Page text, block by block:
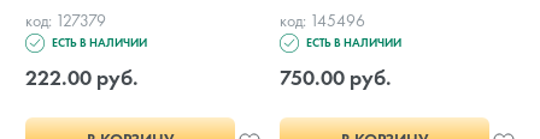
код: 127379
ЕСТЬ В НАЛИЧИИ
222.00 руб.
код: 145496
ЕСТЬ В НАЛИЧИИ
750.00 руб.